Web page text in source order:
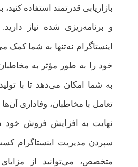
بازاریابی قدرتمند استفاده
و برنامه‌ریزی شده نیاز
اینستاگرام نه‌تنها به شما کمک
خود را به طور مؤثر به مخاطبان
به شما امکان می‌دهد تا با
تعامل با مخاطبان، وفاداری
نهایت به افزایش فروش خود
سپردن مدیریت اینستاگرام
متخصص، می‌توانید از